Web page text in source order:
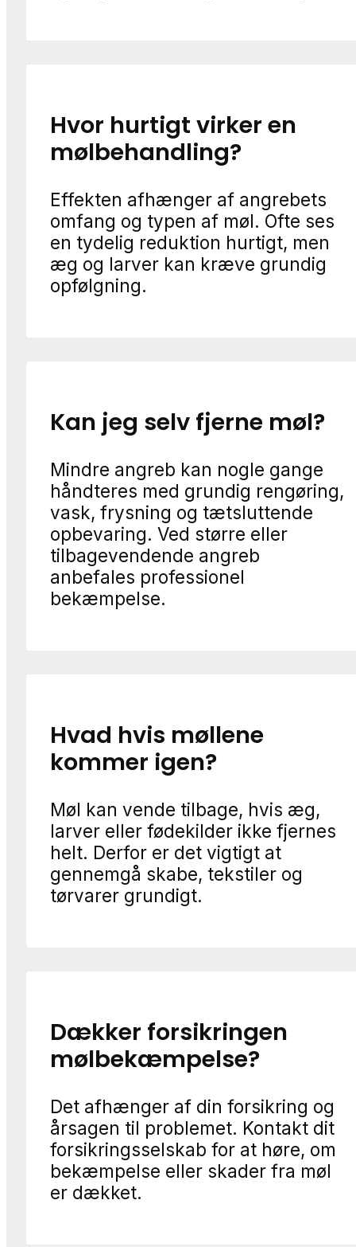
Hvor hurtigt virker en
mølbehandling?
Effekten afhænger af angrebets
omfang og typen af møl. Ofte ses
en tydelig reduktion hurtigt, men
æg og larver kan kræve grundig
opfølgning.
Kan jeg selv fjerne møl?
Mindre angreb kan nogle gange
håndteres med grundig rengøring,
vask, frysning og tætsluttende
opbevaring. Ved større eller
tilbagevendende angreb
anbefales professionel
bekæmpelse.
Hvad hvis møllene
kommer igen?
Møl kan vende tilbage, hvis æg,
larver eller fødekilder ikke fjernes
helt. Derfor er det vigtigt at
gennemgå skabe, tekstiler og
tørvarer grundigt.
Dækker forsikringen
mølbekæmpelse?
Det afhænger af din forsikring og
årsagen til problemet. Kontakt dit
forsikringsselskab for at høre, om
bekæmpelse eller skader fra møl
er dækket.